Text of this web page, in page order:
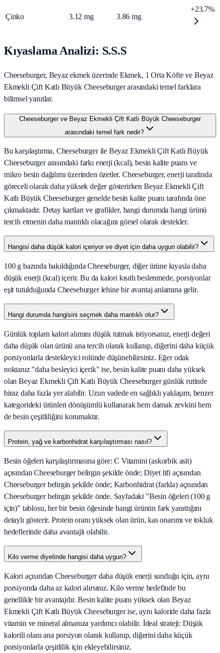
Çinko 3.12 mg 3.86 mg
+23.7%
Kıyaslama Analizi: S.S.S
Cheeseburger, Beyaz ekmek üzerinde Ekmek, 1 Orta Köfte ve Beyaz
Ekmekli Çift Katlı Büyük Cheeseburger arasındaki temel farklara
bilimsel yanıtlar.
Cheeseburger ve Beyaz Ekmekli Çift Katlı Büyük Cheeseburger
arasındaki temel fark nedir?
Bu karşılaştırma, Cheeseburger ile Beyaz Ekmekli Çift Katlı Büyük
Cheeseburger arasındaki farkı enerji (kcal), besin kalite puanı ve
mikro besin dağılımı üzerinden özetler. Cheeseburger, enerji tarafında
göreceli olarak daha yüksek değer gösterirken Beyaz Ekmekli Çift
Katlı Büyük Cheeseburger genelde besin kalite puanı tarafında öne
çıkmaktadır. Detay kartları ve grafikler, hangi durumda hangi ürünü
tercih etmenin daha mantıklı olacağını görsel olarak destekler.
Hangisi daha düşük kalori içeriyor ve diyet için daha uygun olabilir?
100 g bazında bakıldığında Cheeseburger, diğer ürüne kıyasla daha
düşük enerji (kcal) içerir. Bu da kalori kısıtlı beslenmede, porsiyonlar
eşit tutulduğunda Cheeseburger lehine bir avantaj anlamına gelir.
Hangi durumda hangisini seçmek daha mantıklı olur?
Günlük toplam kalori alımını düşük tutmak istiyorsanız, enerji değeri
daha düşük olan ürünü ana tercih olarak kullanıp, diğerini daha küçük
porsiyonlarla destekleyici rolünde düşünebilirsiniz. Eğer odak
noktanız "daha besleyici içerik" ise, besin kalite puanı daha yüksek
olan Beyaz Ekmekli Çift Katlı Büyük Cheeseburger günlük rutinde
biraz daha fazla yer alabilir. Uzun vadede en sağlıklı yaklaşım, benzer
kategorideki ürünleri dönüşümlü kullanarak hem damak zevkini hem
de besin çeşitliliğini korumaktır.
Protein, yağ ve karbonhidrat karşılaştırması nasıl?
Besin öğeleri karşılaştırmasına göre: C Vitamini (askorbik asit)
açısından Cheeseburger belirgin şekilde önde; Diyet lifi açısından
Cheeseburger belirgin şekilde önde; Karbonhidrat (farkla) açısından
Cheeseburger belirgin şekilde önde. Sayfadaki "Besin öğeleri (100 g
için)" tablosu, her bir besin öğesinde hangi ürünün fark yarattığını
detaylı gösterir. Protein oranı yüksek olan ürün, kas onarımı ve tokluk
hedeflerinde daha avantajlı olabilir.
Kilo verme diyetinde hangisi daha uygun?
Kalori açısından Cheeseburger daha düşük enerji sunduğu için, aynı
porsiyonda daha az kalori alırsınız. Kilo verme hedefinde bu
genellikle bir avantajdır. Besin kalite puanı yüksek olan Beyaz
Ekmekli Çift Katlı Büyük Cheeseburger ise, aynı kaloride daha fazla
vitamin ve mineral almanıza yardımcı olabilir. İdeal strateji: Düşük
kalorili olanı ana porsiyon olarak kullanıp, diğerini daha küçük
porsiyonlarla çeşitlilik için ekleyebilirsiniz.